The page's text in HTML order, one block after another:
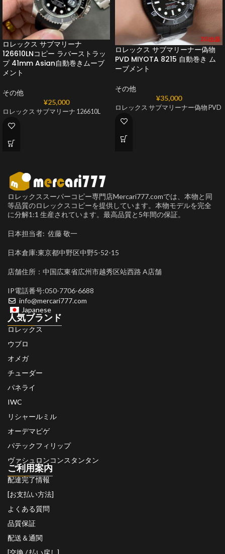
ロレックス サブマリーナ
126610LNコピー ラバーストラッ
プ 41mm Asian自動巻きムーブ
メント
その他
¥25,000
ロレックス サブマリーナ 126610L
ロレックス サブマリーナー偽物
PVD MIYOTA 8215 自動巻き ム
ーブメント
その他
¥35,000
ロレックス サブマリーナー偽物 PVD
ロレックススーパーコピー専門店Mercari777.comでは、本物と同
等品質のロレックスコピーを提供しています。本物モデルを完全
に分解1:1 生産されています。最高品質と5年間の保証。
日本担当者: 佐藤 敬一
日本倉庫:東京都中野区中野5-52-15
店舗住所：中国広東省広州市越秀区站西路 A店舗
IP電話番号:050-7706-6688
info@mercari777.com
Japanese
人気ブランド
ロレックス
ウブロ
オメガ
チューダー
パネライ
IWC
リシャールミル
オーデマピゲ
パテックフィリップ
ヴァシュロンコンスタンタン
ご利用案内
配達完了情報
[お支払い方法]
よくある質問
品質保証
配送＆通関